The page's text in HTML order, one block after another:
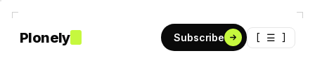
Plonely Subscribe [ ☰ ]